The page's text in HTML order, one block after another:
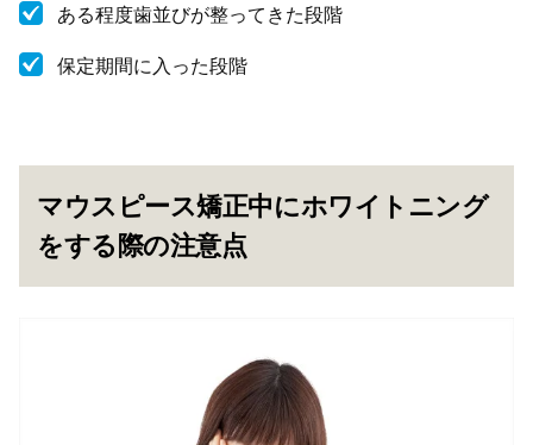
ある程度歯並びが整ってきた段階
保定期間に入った段階
マウスピース矯正中にホワイトニング
をする際の注意点